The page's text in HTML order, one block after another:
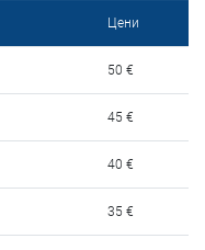
Цени
50 €
45 €
40 €
35 €